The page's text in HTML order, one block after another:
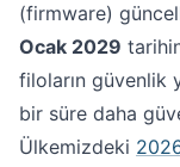
(firmware)
Ocak 2029
filoların güvenlik
bir süre daha
Ülkemizdeki